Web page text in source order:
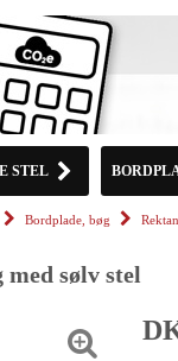
STEL
Bordplade, bøg
sølv stel